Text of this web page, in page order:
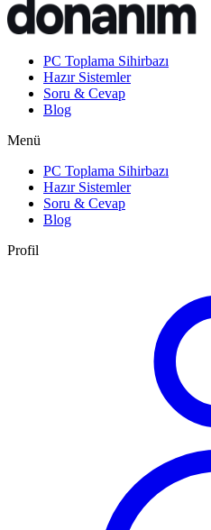
PC Toplama Sihirbazı
Hazır Sistemler
Soru & Cevap
Blog
Menü
PC Toplama Sihirbazı
Hazır Sistemler
Soru & Cevap
Blog
Profil